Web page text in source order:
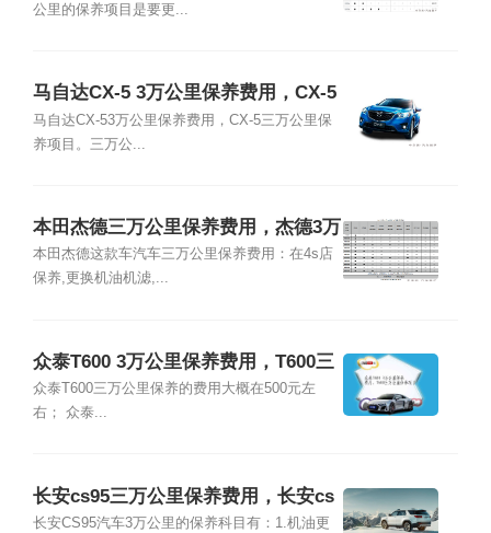
公里的保养项目是要更...
马自达CX-5 3万公里保养费用，CX-5
三万公里保养项目
马自达CX-53万公里保养费用，CX-5三万公里保
养项目。三万公...
本田杰德三万公里保养费用，杰德3万
公里保养项目
本田杰德这款车汽车三万公里保养费用：在4s店
保养,更换机油机滤,...
众泰T600 3万公里保养费用，T600三
万公里保养项目
众泰T600三万公里保养的费用大概在500元左
右； 众泰...
长安cs95三万公里保养费用，长安cs
95 3万公里保养项目
长安CS95汽车3万公里的保养科目有：1.机油更